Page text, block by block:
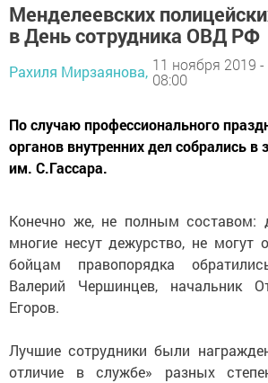
Менделеевских
в День сотрудника ОВД РФ
Рахиля Мирзаянова, 11 ноября 2019 -
08:00
По случаю профессионального
органов внутренних дел собрались в
им. С.Гассара.
Конечно же, не полным составом:
многие несут дежурство, не могут
бойцам правопорядка
Валерий Чершинцев, начальник
Егоров.
Лучшие сотрудники были
отличие в службе» разных